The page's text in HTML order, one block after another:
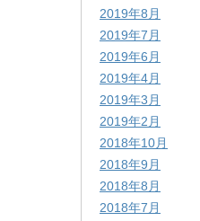
2019年8月
2019年7月
2019年6月
2019年4月
2019年3月
2019年2月
2018年10月
2018年9月
2018年8月
2018年7月